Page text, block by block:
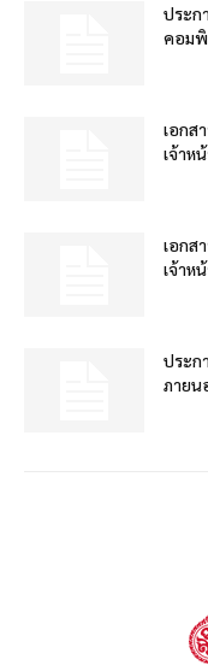
ประก
คอมพิ
เอกส
เจ้าห
เอกส
เจ้าห
ประก
ภายน